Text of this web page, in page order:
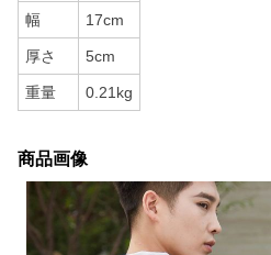
幅 17cm
厚さ 5cm
重量 0.21kg
商品画像